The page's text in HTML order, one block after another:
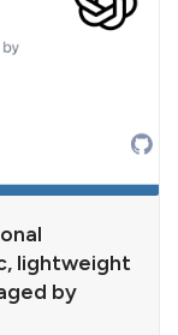
lightweight
by